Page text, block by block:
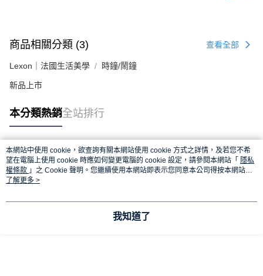
商品相關分類 (3) 查看全部
Lexon｜法國生活美學 時鐘/鬧鐘
新品上市
本分類熱銷全站排行
熱門標籤
本網站中使用 cookie，欲查詢有關本網站使用 cookie 方式之詳情，及若您不希
望在電腦上使用 cookie 時應如何變更電腦的 cookie 設定，請參閱本網站「 隱私
權條款 」之 Cookie 聲明。您繼續使用本網站即表示您同意本公司得按本網站使
用條款之 Cookie 聲明使用 cookie。
了解更多 >
我知道了